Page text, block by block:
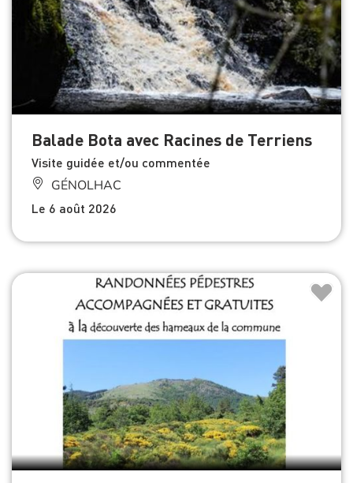
Balade Bota avec Racines de Terriens
Visite guidée et/ou commentée
GÉNOLHAC
Le 6 août 2026